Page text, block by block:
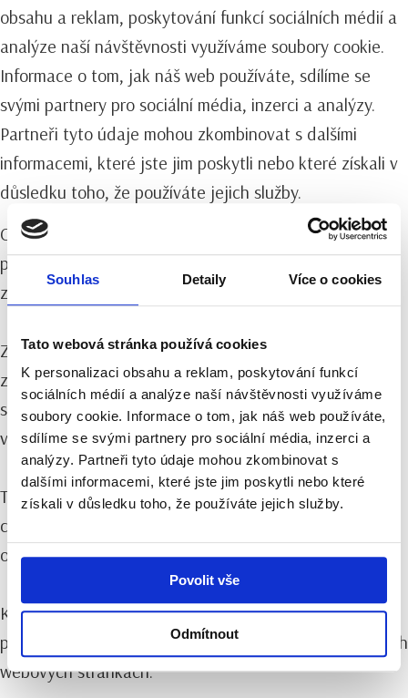
Souhlas Detaily Více o cookies
Tato webová stránka používá cookies
K personalizaci obsahu a reklam, poskytování funkcí
sociálních médií a analýze naší návštěvnosti využíváme
soubory cookie. Informace o tom, jak náš web používáte,
sdílíme se svými partnery pro sociální média, inzerci a
analýzy. Partneři tyto údaje mohou zkombinovat s
dalšími informacemi, které jste jim poskytli nebo které
získali v důsledku toho, že používáte jejich služby.
Povolit vše
Odmítnout
obsahu a reklam, poskytování funkcí sociálních médií a
analýze naší návštěvnosti využíváme soubory cookie.
Informace o tom, jak náš web používáte, sdílíme se
svými partnery pro sociální média, inzerci a analýzy.
Partneři tyto údaje mohou zkombinovat s dalšími
informacemi, které jste jim poskytli nebo které získali v
důsledku toho, že používáte jejich služby.
Cookies jsou malé textové soubory, které mohou být
používány webovými stránkami, aby učinily uživatelský
zážitek více efektivní.
Zákon uvádí, že můžeme ukládat cookies na vašem
zařízení, pokud jsou nezbytně nutné pro provoz této
stránky. Pro všechny ostatní typy cookies potřebujeme
vaše povolení.
Tato stránka používá různé typy cookies. Některé
cookies jsou umístěny službami třetích stran, které se
objevují na našich stránkách.
Kdykoliv můžete změnit nebo zrušit svůj souhlas
prostřednictvím Vyjádření o souborech cookie na našich
webových stránkách.